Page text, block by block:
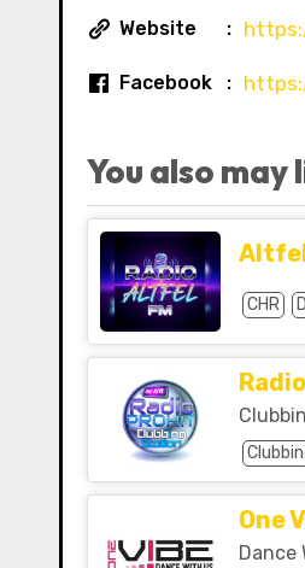
Website
Facebook
You also may
Altfel
CHR
One
Dance